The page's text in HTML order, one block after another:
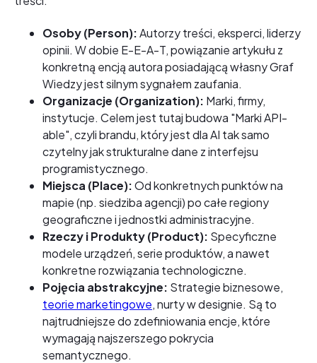
Osoby (Person):Autorzy treści, eksperci, liderzy
opinii. W dobie E-E-A-T, powiązanie artykułu z
konkretną encją autora posiadającą własny Graf
Wiedzy jest silnym sygnałem zaufania.
Organizacje (Organization): Marki, firmy,
instytucje. Celem jest tutaj budowa "Marki API-
able", czyli brandu, który jest dla AI tak samo
czytelny jak strukturalne dane z interfejsu
programistycznego.
Miejsca (Place):Od konkretnych punktów na
mapie (np. siedziba agencji) po całe regiony
geograficzne i jednostki administracyjne.
Rzeczy i Produkty (Product): Specyficzne
modele urządzeń, serie produktów, a nawet
konkretne rozwiązania technologiczne.
Pojęcia abstrakcyjne: Strategie biznesowe,
teorie marketingowe, nurty w designie. Są to
najtrudniejsze do zdefiniowania encje, które
wymagają najszerszego pokrycia
semantycznego.